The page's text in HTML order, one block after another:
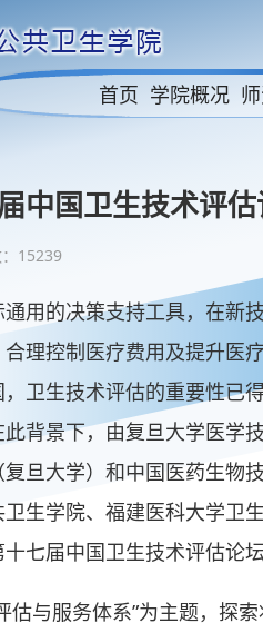
首页 学院概况
中国卫生技术评
15239
用的决策支持工具，在新
理控制医疗费用及提升医
卫生技术评估的重要性已
背景下，由复旦大学医学
旦大学）和中国医药生物
生学院、福建医科大学卫
七届中国卫生技术评估论
估与服务体系”为主题，探